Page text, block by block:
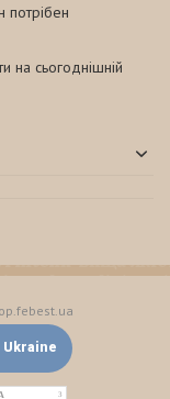
потрібен
на сьогоднішній
Ukraine
3